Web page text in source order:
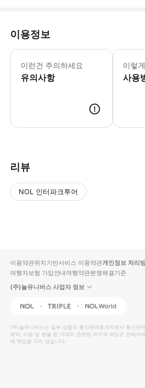
이용정보
이런건 주의하세요
유의사항
어린이 규
이렇
사용
리뷰
NOL 인터파크투어
입니
다.
높
은
순
동
영
상
순
상
이용약관위치기반서비스 이용약관개인정보 처리
여행자보험 가입안내여행약관분쟁해결기준
(주)놀유니버스 사업자 정보
NOL Triple Interpark Global
(주)놀유니버스는 일부 상품의 통신판매중개자로서 통신판
예약, 이용 및 환불 등 거래와 관련된 의무와 책임은 판매자
체 책임을 지지 않습니다.